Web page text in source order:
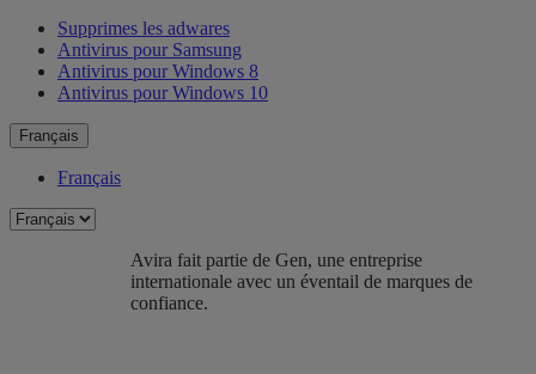
Supprimes les adwares
Antivirus pour Samsung
Antivirus pour Windows 8
Antivirus pour Windows 10
Français
Français
Avira fait partie de Gen, une entreprise
internationale avec un éventail de marques de
confiance.​